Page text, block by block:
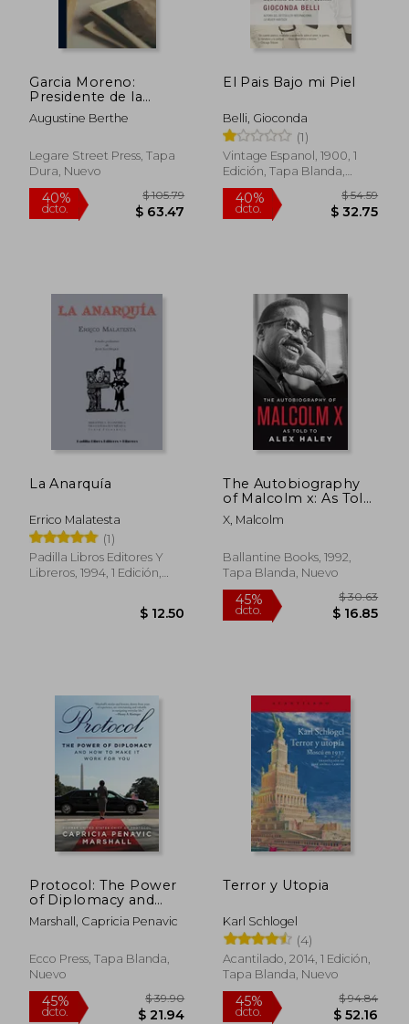
45%
Garcia Moreno:
Presidente de la
República del
Ecuador, Vengador y
Cristiano; Volume 2
Augustine Berthe
Legare Street Press, Tapa
Dura, Nuevo
El Pais Bajo mi Piel
Belli, Gioconda
(1)
Vintage Espanol, 1900, 1
Edición, Tapa Blanda,
Nuevo
La Anarquía
Errico Malatesta
(1)
Padilla Libros Editores Y
Libreros, 1994, 1 Edición,
The Autobiography
of Malcolm x: As Told
to Alex Haley (en
Inglés)
X, Malcolm
Ballantine Books, 1992,
Tapa Blanda, Nuevo
Protocol: The Power
of Diplomacy and
how to Make it Work
for You. (en Inglés)
Marshall, Capricia Penavic
Ecco Press, Tapa Blanda,
Nuevo
Terror y Utopia
Karl Schlogel
(4)
Acantilado, 2014, 1 Edición,
Tapa Blanda, Nuevo